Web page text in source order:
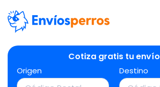
Cotiza gratis tu envío
Origen Destino